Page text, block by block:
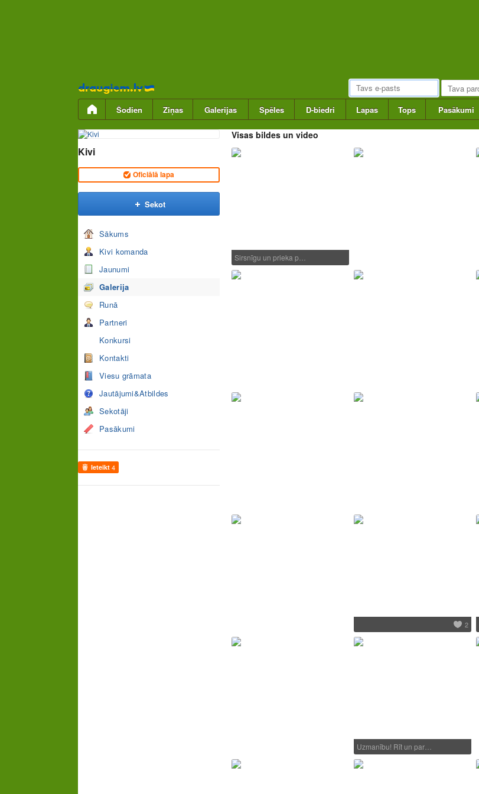
Pāriet
uz
saturu
Šodien Ziņas Galerijas Spēles D-biedri Lapas Tops Pasākumi
Kivi
Oficiālā lapa
Sekot
Sākums
Kivi komanda
Jaunumi
Galerija
Runā
Partneri
Konkursi
Kontakti
Viesu grāmata
Jautājumi&Atbildes
Sekotāji
Pasākumi
Ieteikt 4
Visas bildes un video
Sirsnīgu un prieka p…
2
Uzmanību! Rīt un par…